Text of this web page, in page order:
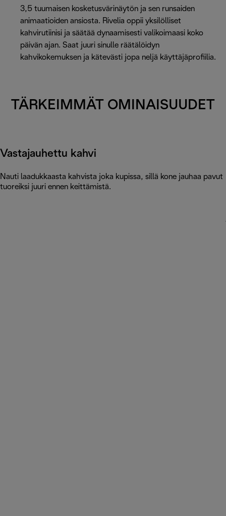
3,5 tuumaisen kosketusvärinäytön ja sen runsaiden
animaatioiden ansiosta. Rivelia oppii yksilölliset
kahvirutiinisi ja säätää dynaamisesti valikoimaasi koko
päivän ajan. Saat juuri sinulle räätälöidyn
kahvikokemuksen ja kätevästi jopa neljä käyttäjäprofiilia.
TÄRKEIMMÄT OMINAISUUDET
Vastajauhettu kahvi
Nauti laadukkaasta kahvista joka kupissa, sillä kone jauhaa pavut
tuoreiksi juuri ennen keittämistä.